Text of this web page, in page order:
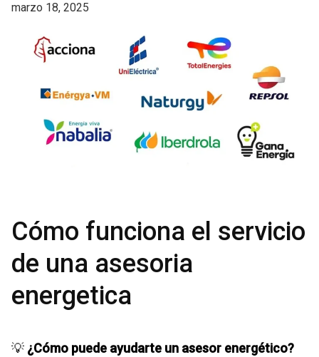
marzo 18, 2025
Cómo funciona el servicio
de una asesoria
energetica
💡 ¿Cómo puede ayudarte un asesor energético?